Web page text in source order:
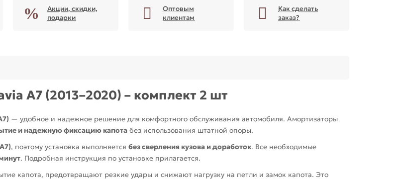
Акции, скидки,
подарки
Оптовым
клиентам
Как сделать
заказ?
A7 (2013–2020) – комплект 2 шт
— удобное и надежное решение для комфортного обслуживания автомобиля. Амортизаторы
и надежную фиксацию капота без использования штатной опоры.
, поэтому установка выполняется без сверления кузова и доработок. Все необходимые
. Подробная инструкция по установке прилагается.
капота, предотвращают резкие удары и снижают нагрузку на петли и замок капота. Это